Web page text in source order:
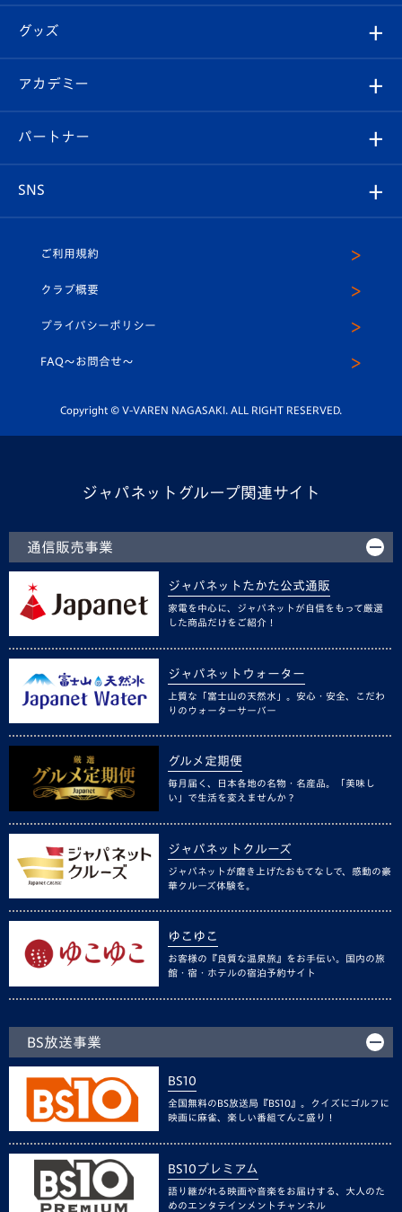
チケット
イベント
メディア
ホームタウン
スタッフプロフィール
マスコット紹介
平和祈念活動
ホームタウン活動
はじめての観戦ガイド
Revive Team
ヴィヴィくんの長崎おもてなしガイド
フォトギャラリー
スタジアムグルメ
チケット
V-LOVERS（ファンクラブ）
プレイヤーズスイート
グッズ
オンラインショップ
店舗情報
アカデミー
育成からのお知らせ
U-18
スクール
パートナー
SNS
ヴィヴィくんインスタグラム
公式LINE＠
ご利用規約
クラブ概要
プライバシーポリシー
FAQ〜お問合せ〜
Copyright © V-VAREN NAGASAKI. ALL RIGHT RESERVED.
ジャパネットグループ関連サイト
通信販売事業
ジャパネットたかた公式通販
家電を中心に、ジャパネットが自信をもって厳選
した商品だけをご紹介！
ジャパネットウォーター
上質な「富士山の天然水」。安心・安全、こだわ
りのウォーターサーバー
グルメ定期便
毎月届く、日本各地の名物・名産品。「美味し
い」で生活を変えませんか？
ジャパネットクルーズ
ジャパネットが磨き上げたおもてなしで、感動の豪
華クルーズ体験を。
ゆこゆこ
お客様の『良質な温泉旅』をお手伝い。国内の旅
館・宿・ホテルの宿泊予約サイト
BS放送事業
BS10
全国無料のBS放送局『BS10』。クイズにゴルフに
映画に麻雀、楽しい番組てんこ盛り！
BS10プレミアム
語り継がれる映画や音楽をお届けする、大人のた
めのエンタテインメントチャンネル